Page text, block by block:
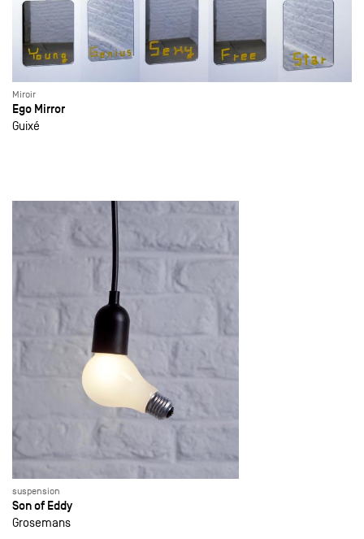
Miroir
Ego Mirror
Guixé
suspension
Son of Eddy
Grosemans